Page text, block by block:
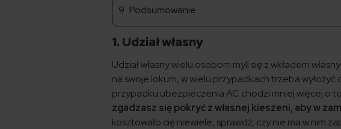
Podsumowanie
1. Udział własny
Udział własny wielu osobom myli się z wkładem
na swoje lokum, w wielu przypadkach trzeba wyłożyć
przypadku ubezpieczenia AC chodzi mniej więcej o
zgadzasz się pokryć z własnej kieszeni, aby w
kosztowało cię niewiele, sprawdź, czy nie ma w nim